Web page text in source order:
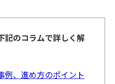
記のコラムで詳しく解
例、進め方のポイント